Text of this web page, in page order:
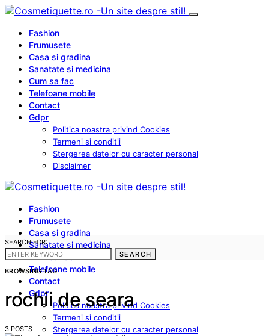
Fashion
Frumusete
Casa si gradina
Sanatate si medicina
Cum sa fac
Telefoane mobile
Contact
Gdpr
Politica noastra privind Cookies
Termeni si conditii
Stergerea datelor cu caracter personal
Disclaimer
Fashion
Frumusete
Casa si gradina
Sanatate si medicina
Cum sa fac
Telefoane mobile
Contact
Gdpr
Politica noastra privind Cookies
Termeni si conditii
Stergerea datelor cu caracter personal
SEARCH FOR:
SEARCH
BROWSING TAG
rochii de seara
3 POSTS